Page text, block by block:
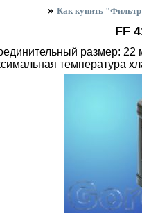
» Как купить
FF
размер:
температура